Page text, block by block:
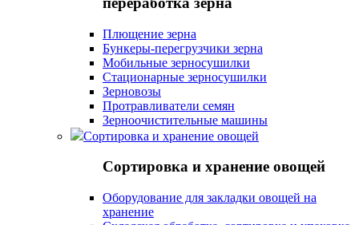
Плющение зерна
Бункеры-перегрузчики зерна
Мобильные зерносушилки
Стационарные зерносушилки
Зерновозы
Протравливатели семян
Зерноочистительные машины
Сортировка и хранение овощей
Сортировка и хранение овощей
Оборудование для закладки овощей на
хранение